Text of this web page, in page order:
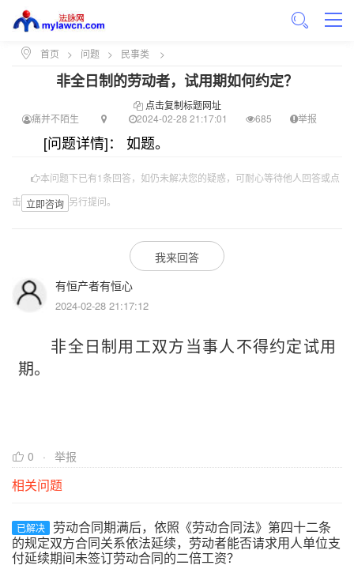
首页 > 问题 > 民事类 >
非全日制的劳动者，试用期如何约定？
点击复制标题网址
痛并不陌生
2024-02-28 21:17:01 685 举报
[问题详情]： 如题。
本问题下已有1条回答，如仍未解决您的疑惑，可耐心等待他人回答或点
击 立即咨询 另行提问。
我来回答
有恒产者有恒心
2024-02-28 21:17:12
非全日制用工双方当事人不得约定试用
期。
0 举报
相关问题
已解决
劳动合同期满后，依照《劳动合同法》第四十二条
的规定双方合同关系依法延续，劳动者能否请求用人单位支
付延续期间未签订劳动合同的二倍工资？